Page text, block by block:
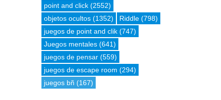
point and click (2552)
objetos ocultos (1352) Riddle (798)
juegos de point and clik (747)
Juegos mentales (641)
juegos de pensar (559)
juegos de escape room (294)
juegos bñ (167)